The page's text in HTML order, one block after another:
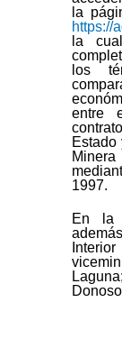
la
https://
la
los
entre
Estado
1997.
En la